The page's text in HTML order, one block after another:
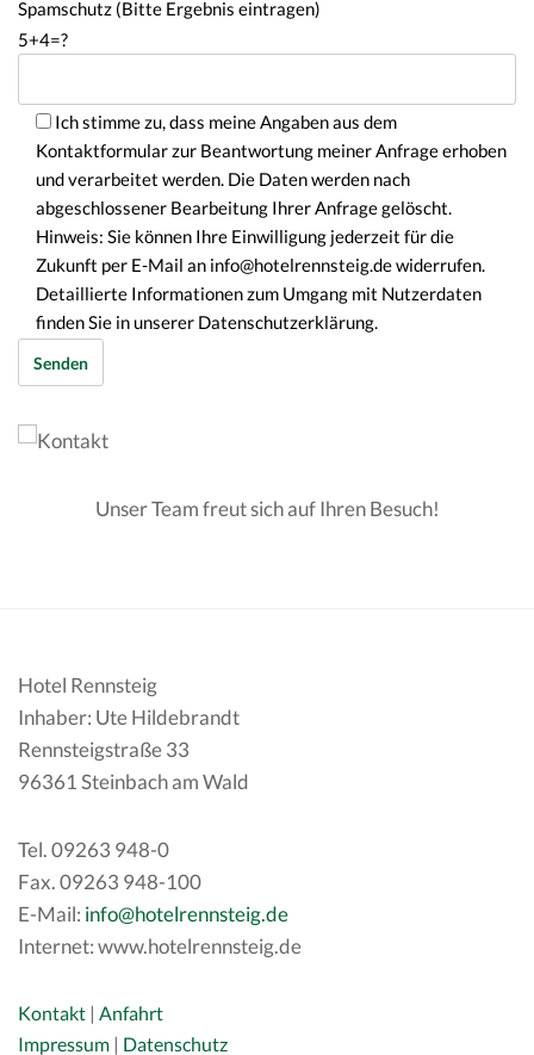
Spamschutz (Bitte Ergebnis eintragen)
5+4=?
Ich stimme zu, dass meine Angaben aus dem
Kontaktformular zur Beantwortung meiner Anfrage erhoben
und verarbeitet werden. Die Daten werden nach
abgeschlossener Bearbeitung Ihrer Anfrage gelöscht.
Hinweis: Sie können Ihre Einwilligung jederzeit für die
Zukunft per E-Mail an info@hotelrennsteig.de widerrufen.
Detaillierte Informationen zum Umgang mit Nutzerdaten
finden Sie in unserer Datenschutzerklärung.
Unser Team freut sich auf Ihren Besuch!
Hotel Rennsteig
Inhaber: Ute Hildebrandt
Rennsteigstraße 33
96361 Steinbach am Wald
Tel. 09263 948-0
Fax. 09263 948-100
E-Mail: info@hotelrennsteig.de
Internet: www.hotelrennsteig.de
Kontakt | Anfahrt
Impressum | Datenschutz